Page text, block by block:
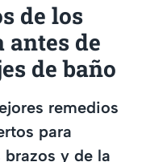
de los
antes de
de baño
remedios
para
y de la